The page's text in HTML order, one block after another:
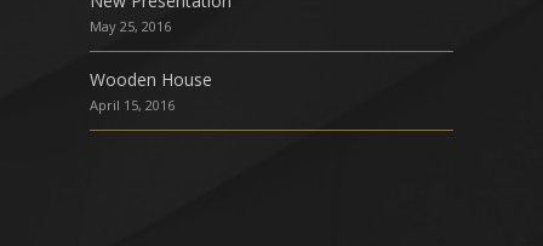
May 25, 2016
Wooden House
April 15, 2016